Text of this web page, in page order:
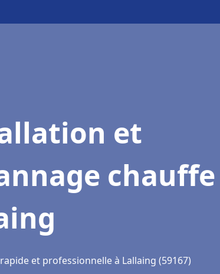
et
et professionnelle à Lallaing (59167)